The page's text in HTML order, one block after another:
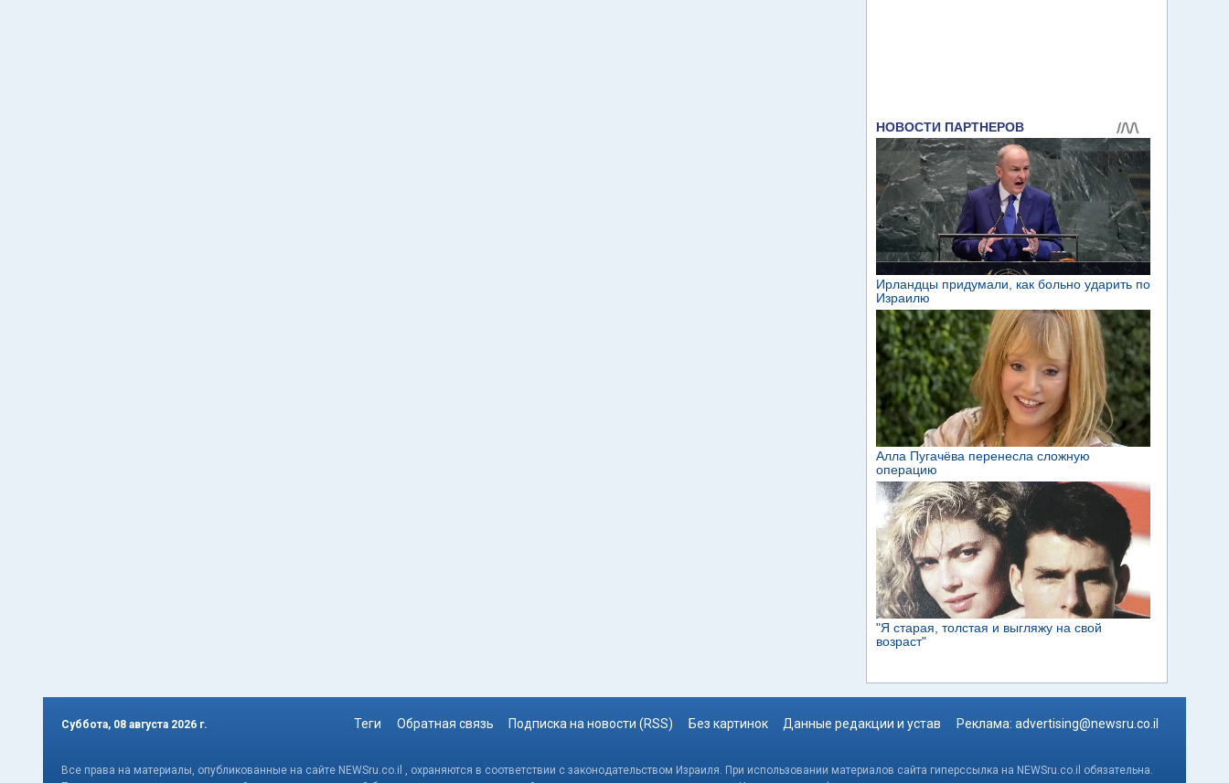
Суббота, 08 августа 2026 г. Теги Обратная связь Подписка на новости (RSS) Без картинок Данные редакции и устав Реклама: advertising@newsru.co.il
Все права на материалы, опубликованные на сайте NEWSru.co.il , охраняются в соответствии с законодательством Израиля. При использовании материалов сайта гиперссылка на NEWSru.co.il обязательна.